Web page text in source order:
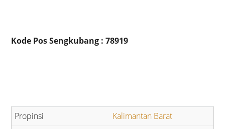
Kode Pos Sengkubang : 78919
Kalimantan Barat